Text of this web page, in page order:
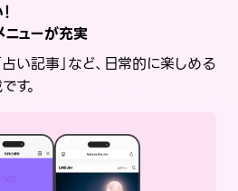
ューが充実
占い記事」など、日常的に楽しめる
す。